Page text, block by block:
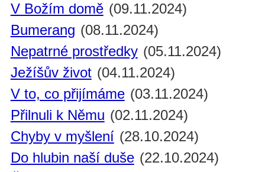
V Božím domě (09.11.2024)
Bumerang (08.11.2024)
Nepatrné prostředky (05.11.2024)
Ježíšův život (04.11.2024)
V to, co přijímáme (03.11.2024)
Přilnuli k Němu (02.11.2024)
Chyby v myšlení (28.10.2024)
Do hlubin naší duše (22.10.2024)